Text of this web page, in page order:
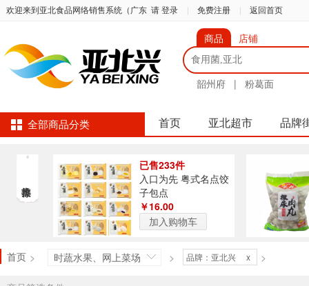
欢迎来到亚北食品网络销售系统（广东 请 登录 免费注册 返回首页
商品 店铺
韶州府 | 粉葛面
全部商品分类 首页 亚北超市 品牌
已售233件
入口为先 粤式名点饺
子包点
￥16.00
加入购物车
首页 > 时蔬水果、网上菜场 > 品牌：亚北兴 x >